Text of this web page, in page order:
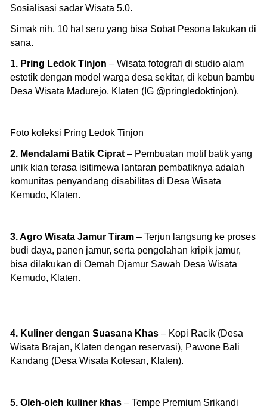
Sosialisasi sadar Wisata 5.0.
Simak nih, 10 hal seru yang bisa Sobat Pesona lakukan di
sana.
1. Pring Ledok Tinjon – Wisata fotografi di studio alam
estetik dengan model warga desa sekitar, di kebun bambu
Desa Wisata Madurejo, Klaten (IG @pringledoktinjon).
Foto koleksi Pring Ledok Tinjon
2. Mendalami Batik Ciprat – Pembuatan motif batik yang
unik kian terasa isitimewa lantaran pembatiknya adalah
komunitas penyandang disabilitas di Desa Wisata
Kemudo, Klaten.
3. Agro Wisata Jamur Tiram – Terjun langsung ke proses
budi daya, panen jamur, serta pengolahan kripik jamur,
bisa dilakukan di Oemah Djamur Sawah Desa Wisata
Kemudo, Klaten.
4. Kuliner dengan Suasana Khas – Kopi Racik (Desa
Wisata Brajan, Klaten dengan reservasi), Pawone Bali
Kandang (Desa Wisata Kotesan, Klaten).
5. Oleh-oleh kuliner khas – Tempe Premium Srikandi